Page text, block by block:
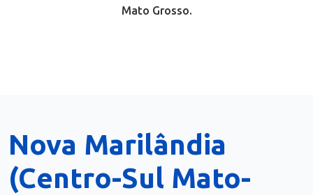
Mato Grosso.
Nova Marilândia
(Centro-Sul Mato-